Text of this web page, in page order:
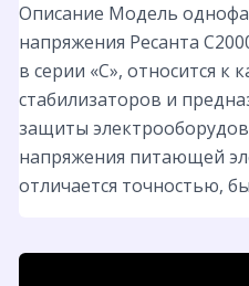
Описание Модель
напряжения Ресанта
в серии «С», относится к
стабилизаторов и
защиты
напряжения питающей
отличается точностью,